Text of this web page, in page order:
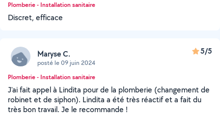
Plomberie - Installation sanitaire
Discret, efficace
Maryse C.
posté le 09 juin 2024
5/5
Plomberie - Installation sanitaire
J'ai fait appel à Lindita pour de la plomberie (changement de
robinet et de siphon). Lindita a été très réactif et a fait du
très bon travail. Je le recommande !